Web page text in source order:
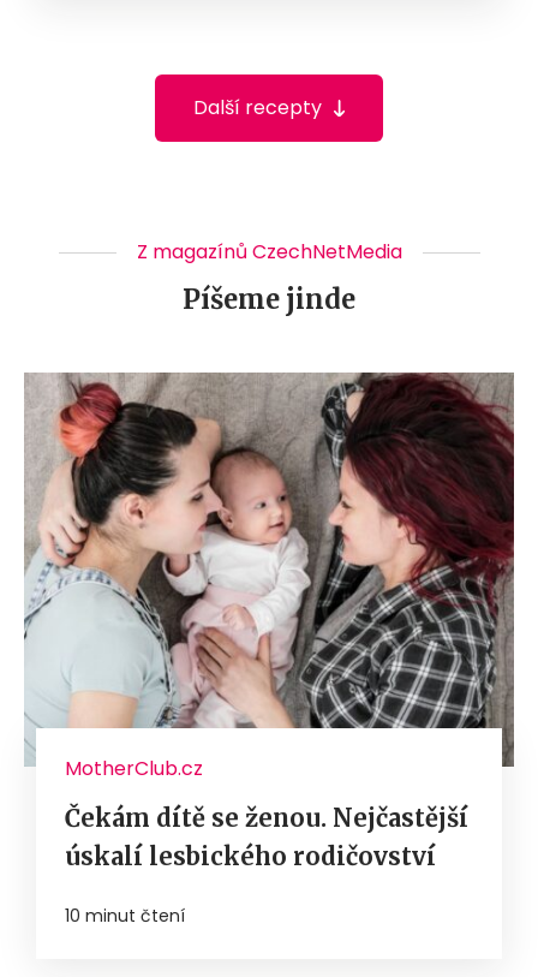
Další recepty
Z magazínů CzechNetMedia
Píšeme jinde
MotherClub.cz
Čekám dítě se ženou. Nejčastější
úskalí lesbického rodičovství
10 minut čtení